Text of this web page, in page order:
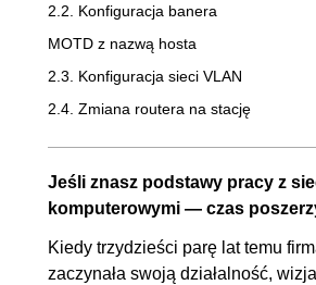
2.2. Konfiguracja banera
MOTD z nazwą hosta
2.3. Konfiguracja sieci VLAN
2.4. Zmiana routera na stację
2.5. Podstawowa konfiguracja
przełącznika
2.6. Konfiguracja linii
wirtualnych i podłączenia do
Jeśli znasz podstawy pracy z
komputerowymi — czas
Kiedy trzydzieści parę lat temu
zaczynała swoją działalność,